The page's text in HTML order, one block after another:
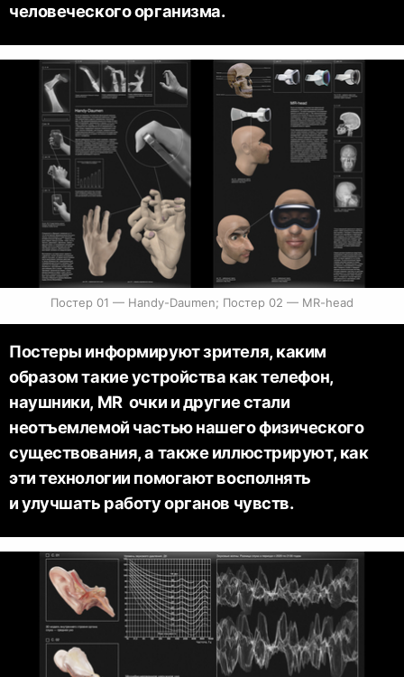
человеческого организма.
Постер 01 — Handy-Daumen; Постер 02 — MR-head
Постеры информируют зрителя, каким
образом такие устройства как телефон,
наушники, MR очки и другие стали
неотъемлемой частью нашего физического
существования, а также иллюстрируют, как
эти технологии помогают восполнять
и улучшать работу органов чувств.